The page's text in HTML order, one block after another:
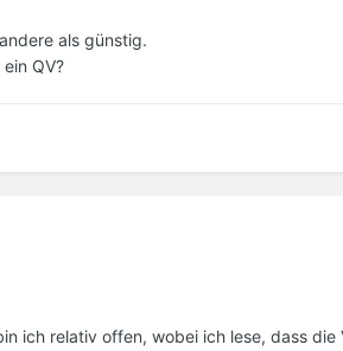
als günstig.
QV?
ich relativ offen, wobei ich lese, dass die